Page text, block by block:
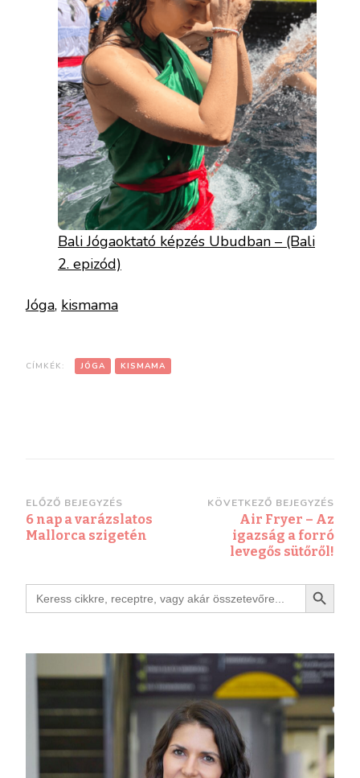
Bali Jógaoktató képzés Ubudban – (Bali
2. epizód)
Jóga, kismama
CÍMKÉK: JÓGA KISMAMA
ELŐZŐ BEJEGYZÉS
6 nap a varázslatos
Mallorca szigetén
KÖVETKEZŐ BEJEGYZÉS
Air Fryer – Az
igazság a forró
levegős sütőről!
Search
for:
Search Button